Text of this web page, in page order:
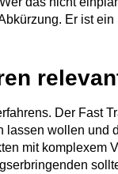
Er ist
Der Fast
wollen und
mit komplexem